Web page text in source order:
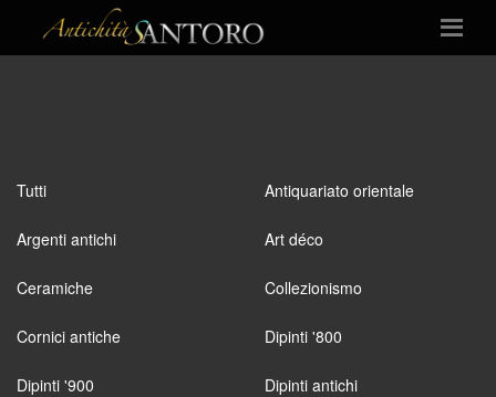
Tutti Antiquariato orientale
Argenti antichi Art déco
Ceramiche Collezionismo
Cornici antiche Dipinti '800
Dipinti '900 Dipinti antichi